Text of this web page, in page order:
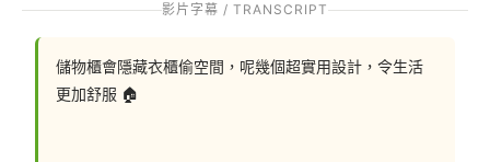
影片字幕 / TRANSCRIPT
儲物櫃會隱藏衣櫃偷空間，呢幾個超實用設計，令生活
更加舒服 🏠